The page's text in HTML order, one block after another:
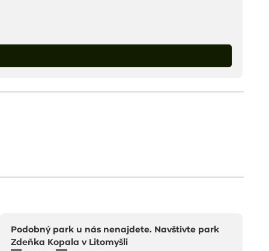
Podobný park u nás nenajdete. Navštivte park
Zdeňka Kopala v Litomyšli